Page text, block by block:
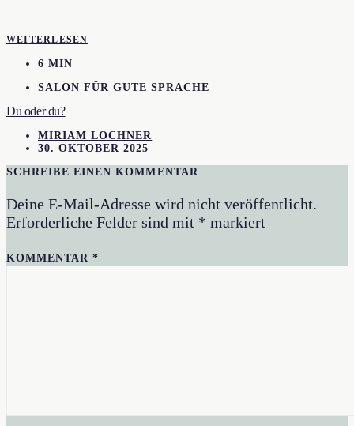
WEITERLESEN
6 MIN
SALON FÜR GUTE SPRACHE
Du oder du?
MIRIAM LOCHNER
30. OKTOBER 2025
SCHREIBE EINEN KOMMENTAR
Deine E-Mail-Adresse wird nicht veröffentlicht.
Erforderliche Felder sind mit * markiert
KOMMENTAR*